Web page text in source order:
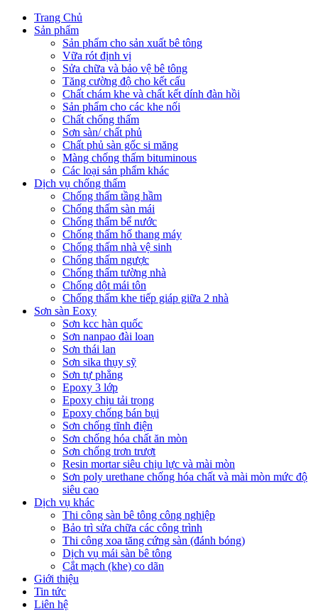
Trang Chủ
Sản phẩm
Sản phẩm cho sản xuất bê tông
Vữa rót định vị
Sửa chữa và bảo vệ bê tông
Tăng cường độ cho kết cấu
Chất chám khe và chất kết dính đàn hồi
Sản phẩm cho các khe nối
Chất chống thấm
Sơn sàn/ chất phủ
Chất phủ sàn gốc si măng
Màng chống thấm bituminous
Các loại sản phẩm khác
Dịch vụ chống thấm
Chống thấm tầng hầm
Chống thấm sàn mái
Chống thấm bể nước
Chống thấm hố thang máy
Chống thấm nhà vệ sinh
Chống thấm ngược
Chống thấm tường nhà
Chống dột mái tôn
Chống thấm khe tiếp giáp giữa 2 nhà
Sơn sàn Eoxy
Sơn kcc hàn quốc
Sơn nanpao đài loan
Sơn thái lan
Sơn sika thụy sỹ
Sơn tự phẳng
Epoxy 3 lớp
Epoxy chịu tải trọng
Epoxy chống bán bụi
Sơn chống tĩnh điện
Sơn chống hóa chất ăn mòn
Sơn chống trơn trượt
Resin mortar siêu chịu lực và mài mòn
Sơn poly urethane chống hóa chất và mài mòn mức độ
siêu cao
Dịch vụ khác
Thi công sàn bê tông công nghiệp
Bảo trì sửa chữa các công trình
Thi công xoa tăng cứng sàn (đánh bóng)
Dịch vụ mái sàn bê tông
Cắt mạch (khe) co dãn
Giới thiệu
Tin tức
Liên hệ